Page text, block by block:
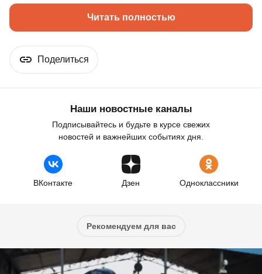
Читать полностью
Поделиться
Наши новостные каналы
Подписывайтесь и будьте в курсе свежих
новостей и важнейших событиях дня.
ВКонтакте Дзен Одноклассники
Рекомендуем для вас